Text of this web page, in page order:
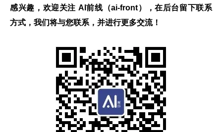
感兴趣，欢迎关注 AI 前线（ai-front），在后台留下联系
方式，我们将与您联系，并进行更多交流！